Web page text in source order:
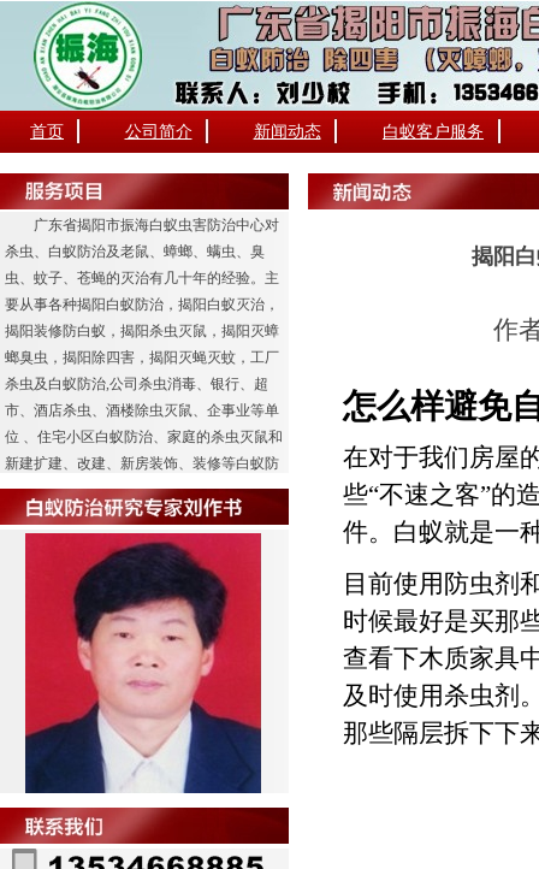
首页 公司简介 新闻动态 白蚁客户服务
广东省揭阳市振海白蚁虫害防治中心对
杀虫、白蚁防治及老鼠、蟑螂、螨虫、臭
虫、蚊子、苍蝇的灭治有几十年的经验。主
要从事各种揭阳白蚁防治，揭阳白蚁灭治，
揭阳装修防白蚁，揭阳杀虫灭鼠，揭阳灭蟑
螂臭虫，揭阳除四害，揭阳灭蝇灭蚊，工厂
杀虫及白蚁防治,公司杀虫消毒、银行、超
市、酒店杀虫、酒楼除虫灭鼠、企事业等单
位 、住宅小区白蚁防治、家庭的杀虫灭鼠和
新建扩建、改建、新房装饰、装修等白蚁防
治工程业务。
揭阳
作
怎么样避免
在对于我们房屋
些“不速之客”的
件。白蚁就是一
目前使用防虫剂
时候最好是买那
查看下木质家具
及时使用杀虫剂
那些隔层拆下下